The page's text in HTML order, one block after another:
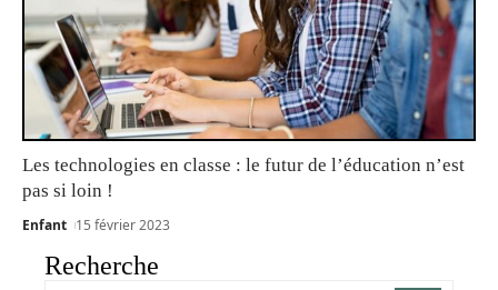
Les technologies en classe : le futur de l’éducation n’est
pas si loin !
Enfant 15 février 2023
Recherche